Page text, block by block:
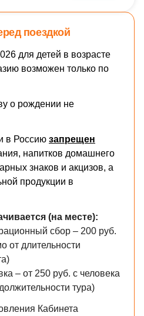
поездкой
для детей в возрасте
возможен только по
о рождении не
в Россию запрещен
напитков домашнего
знаков и акцизов, а
продукции в
(на месте):
сбор – 200 руб.
от длительности
– от 250 руб. с человека
тура)
Кабинета